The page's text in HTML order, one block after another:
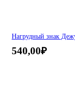
Нагрудный знак
540,00₽